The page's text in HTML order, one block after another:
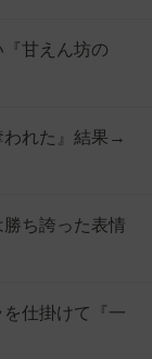
甘えん坊の
われた』結果→
勝ち誇った表情
仕掛けて『一